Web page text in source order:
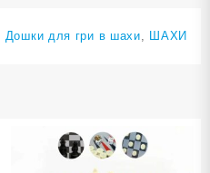
Дошки для гри в шахи ШАХИ